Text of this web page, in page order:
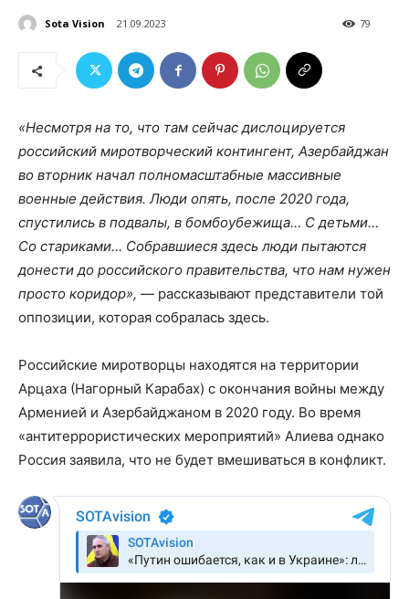
Sota Vision 21.09.2023 79
«Несмотря на то, что там сейчас дислоцируется
российский миротворческий контингент, Азербайджан
во вторник начал полномасштабные массивные
военные действия. Люди опять, после 2020 года,
спустились в подвалы, в бомбоубежища… С детьми…
Со стариками… Собравшиеся здесь люди пытаются
донести до российского правительства, что нам нужен
просто коридор», — рассказывают представители той
оппозиции, которая собралась здесь.
Российские миротворцы находятся на территории
Арцаха (Нагорный Карабах) с окончания войны между
Арменией и Азербайджаном в 2020 году. Во время
«антитеррористических мероприятий» Алиева однако
Россия заявила, что не будет вмешиваться в конфликт.